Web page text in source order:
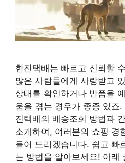
한진택배는 빠르고 신뢰할
많은 사람들에게 사랑받고
상태를 확인하거나 반품을
움을 겪는 경우가 종종 있죠
진택배의 배송조회 방법과
소개하여, 여러분의 쇼핑 경
들어 드리겠습니다. 쉽고 빠
는 방법을 알아보세요! 아래